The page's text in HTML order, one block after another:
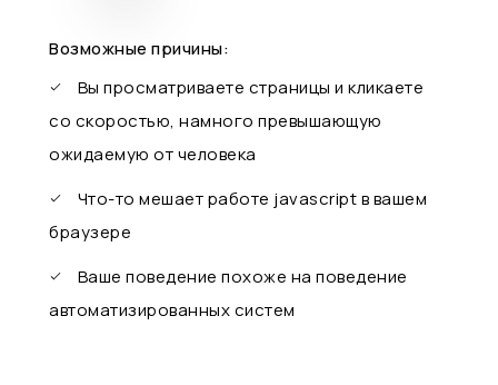
Возможные причины:
Вы просматриваете страницы и кликаете
со скоростью, намного превышающую
ожидаемую от человека
Что-то мешает работе javascript в вашем
браузере
Ваше поведение похоже на поведение
автоматизированных систем